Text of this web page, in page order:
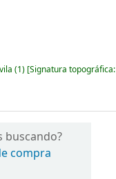
(1) Signatura topográfica:
buscando?
compra